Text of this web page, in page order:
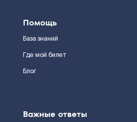
Помощь
База знаний
Где мой билет
Блог
Важные ответы